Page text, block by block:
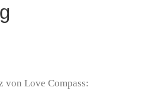
von Love Compass: